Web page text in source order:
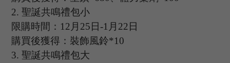
2. 聖誕共鳴禮包小
限購時間： 12 月 25日-1 月 22 日
購買後獲得：裝飾風鈴*10
3. 聖誕共鳴禮包大